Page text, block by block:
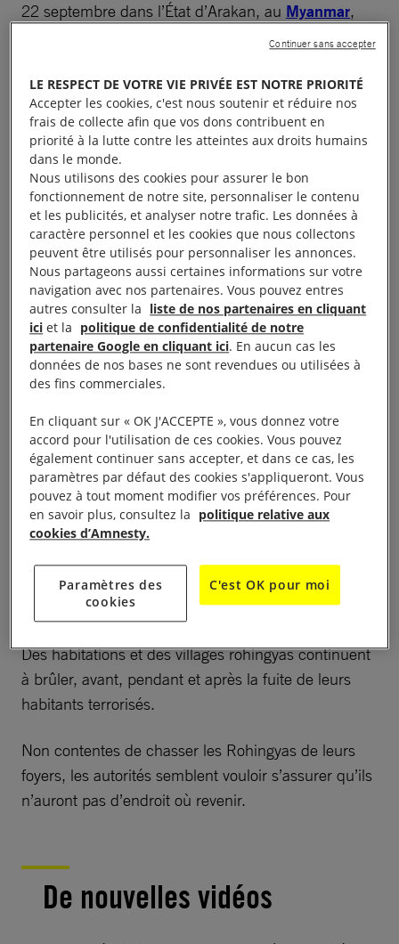
22 septembre dans l’État d’Arakan, au Myanmar,
qui révèlent de grands panaches de fumée
images satellite sur lesquelles de la fumée est visible
au-dessus de structures carbonisées.
Le 14 septembre, nous avions déjà publié des
éléments prouvant qu’une politique de la terre
brûlée est actuellement menée à grande échelle
dans le nord de l’État d’Arakan.
Les actes de violence
n’ont en réalité jamais
cessé
Selon des sources locales du nord de l’État
d’Arakan, ces incendies ont été allumés par des
membres des forces de sécurité birmanes et des
milices locales.
Nous pouvons voir en temps réel que la campagne
de violence contre les Rohingyas dans le nord de
l’État d’Arakan ne connaît aucun ralentissement.
Des habitations et des villages rohingyas continuent
à brûler, avant, pendant et après la fuite de leurs
habitants terrorisés.
Non contentes de chasser les Rohingyas de leurs
foyers, les autorités semblent vouloir s’assurer qu’ils
n’auront pas d’endroit où revenir.
De nouvelles vidéos
LE RESPECT DE VOTRE VIE PRIVÉE EST NOTRE PRIORITÉ
Accepter les cookies, c'est nous soutenir et réduire nos
frais de collecte afin que vos dons contribuent en
priorité à la lutte contre les atteintes aux droits humains
dans le monde.
Nous utilisons des cookies pour assurer le bon
fonctionnement de notre site, personnaliser le contenu
et les publicités, et analyser notre trafic. Les données à
caractère personnel et les cookies que nous collectons
peuvent être utilisés pour personnaliser les annonces.
Nous partageons aussi certaines informations sur votre
navigation avec nos partenaires. Vous pouvez entres
autres consulter la liste de nos partenaires en cliquant
ici et la politique de confidentialité de notre
partenaire Google en cliquant ici. En aucun cas les
données de nos bases ne sont revendues ou utilisées à
des fins commerciales.
En cliquant sur « OK J'ACCEPTE », vous donnez votre
accord pour l'utilisation de ces cookies. Vous pouvez
également continuer sans accepter, et dans ce cas, les
paramètres par défaut des cookies s'appliqueront. Vous
pouvez à tout moment modifier vos préférences. Pour
en savoir plus, consultez la politique relative aux
cookies d’Amnesty.
Paramètres des
cookies
C'est OK pour moi
Continuer sans accepter